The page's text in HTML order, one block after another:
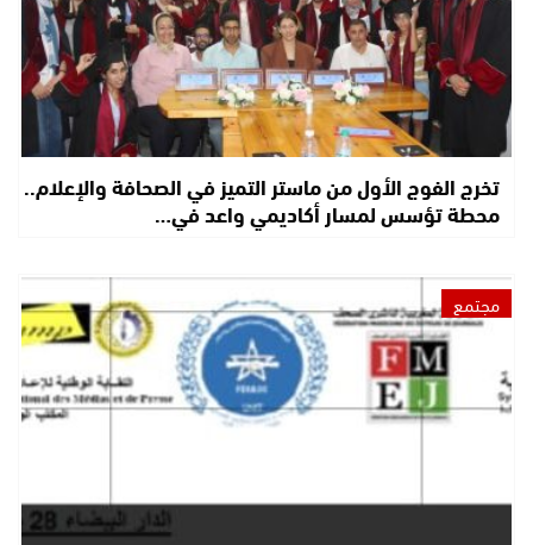
تخرج الفوج الأول من ماستر التميز في الصحافة والإعلام..
محطة تؤسس لمسار أكاديمي واعد في…
مجتمع